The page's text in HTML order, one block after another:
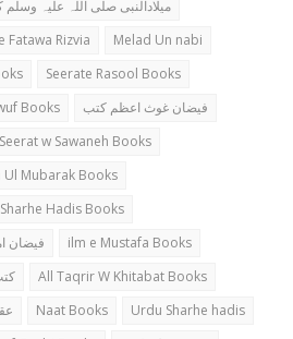
میلادالنبی صلی اللہ علیہ
Fatawa Rizvia
Melad Un nabi
Seerate Rasool Books
Books
فیضان غوث اعظم کتب
Seerat w Sawaneh Books
Ul Mubarak Books
Hadis Books
فیضان
ilm e Mustafa Books
All Taqrir W Khitabat Books
Naat Books
Urdu Sharhe hadis